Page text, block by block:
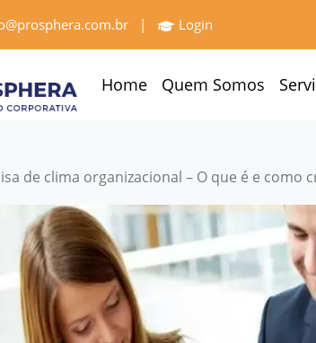
| Login
Home Quem Somos
de clima organizacional – O que é e como